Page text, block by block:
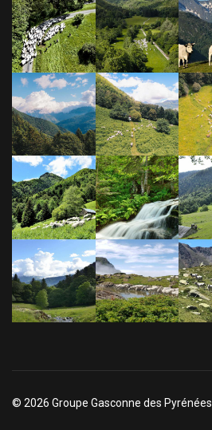
© 2026 Groupe Gasconne des Pyrénées